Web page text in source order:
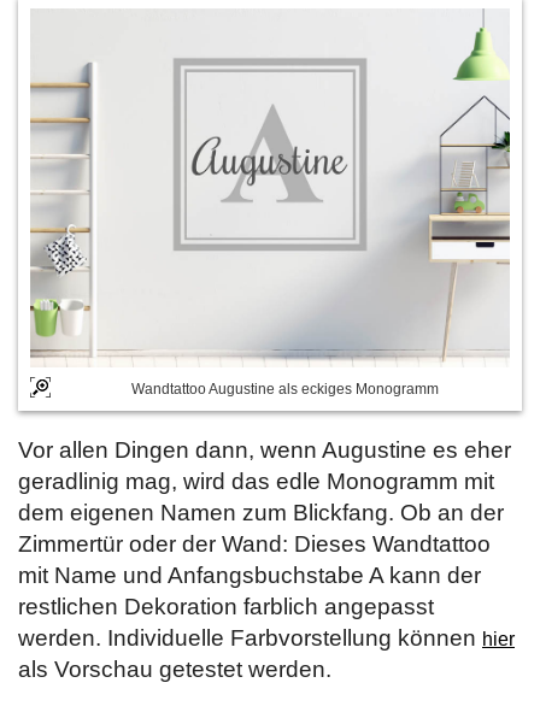
Wandtattoo Augustine als eckiges Monogramm
Vor allen Dingen dann, wenn Augustine es eher
geradlinig mag, wird das edle Monogramm mit
dem eigenen Namen zum Blickfang. Ob an der
Zimmertür oder der Wand: Dieses Wandtattoo
mit Name und Anfangsbuchstabe A kann der
restlichen Dekoration farblich angepasst
werden. Individuelle Farbvorstellung können hier
als Vorschau getestet werden.